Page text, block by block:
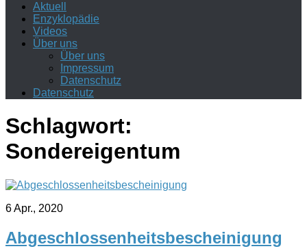
Aktuell
Enzyklopädie
Videos
Über uns
Über uns
Impressum
Datenschutz
Datenschutz
Schlagwort:
Sondereigentum
6 Apr., 2020
Abgeschlossenheitsbescheinigung